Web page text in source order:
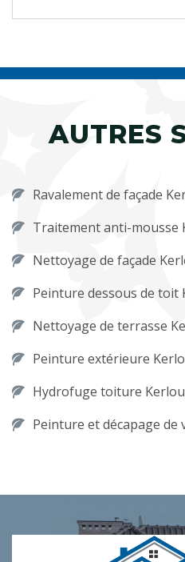
AUTRES
Ravalement de façade
Traitement anti-mousse
Nettoyage de façade
Peinture dessous de toit
Nettoyage de terrasse
Peinture extérieure
Hydrofuge toiture
Peinture et décapage de